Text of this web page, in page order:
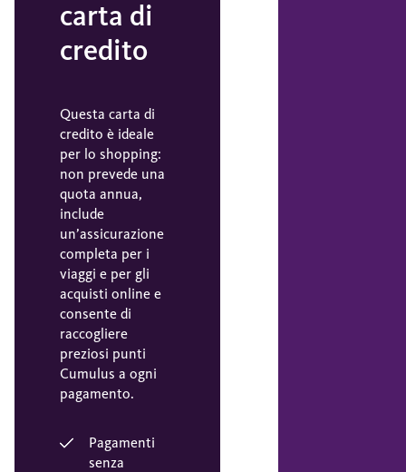
carta di
credito
Questa carta di
credito è ideale
per lo shopping:
non prevede una
quota annua,
include
un’assicurazione
completa per i
viaggi e per gli
acquisti online e
consente di
raccogliere
preziosi punti
Cumulus a ogni
pagamento.
Pagamenti
senza